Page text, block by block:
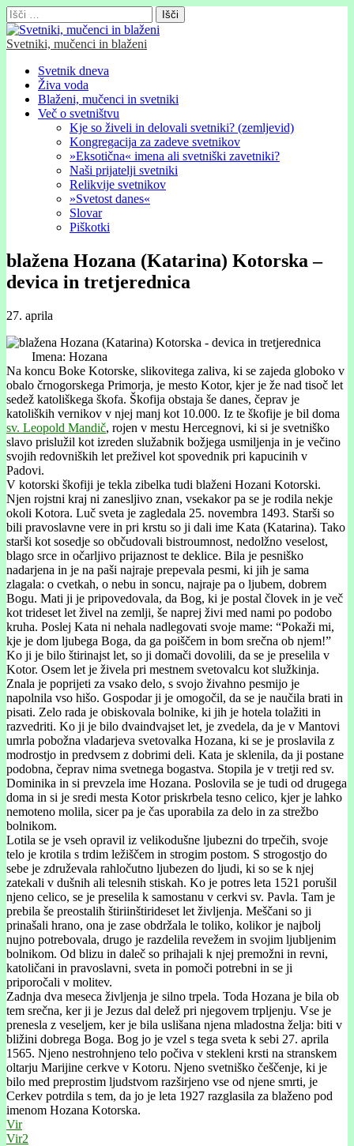
Išči:
Svetniki, mučenci in blaženi
Glavni
meni
Skip
content
Svetnik dneva
Živa voda
Blaženi, mučenci in svetniki
Več o svetništvu
Kje so živeli in delovali svetniki? (zemljevid)
Kongregacija za zadeve svetnikov
»Eksotična« imena ali svetniški zavetniki?
Naši prijatelji svetniki
Relikvije svetnikov
»Svetost danes«
Slovar
Piškotki
blažena Hozana (Katarina) Kotorska –
devica in tretjerednica
27. aprila
Imena: Hozana
Na koncu Boke Kotorske, slikovitega zaliva, ki se zajeda globoko v
obalo črnogorskega Primorja, je mesto Kotor, kjer je že nad tisoč let
sedež katoliškega škofa. Škofija obstaja še danes, čeprav je
katoliških vernikov v njej manj kot 10.000. Iz te škofije je bil doma
sv. Leopold Mandič, rojen v mestu Hercegnovi, ki si je svetniško
slavo prislužil kot izreden služabnik božjega usmiljenja in je večino
svojih redovniških let preživel kot spovednik pri kapucinih v
Padovi.
V kotorski škofiji je tekla zibelka tudi blaženi Hozani Kotorski.
Njen rojstni kraj ni zanesljivo znan, vsekakor pa se je rodila nekje
okoli Kotora. Luč sveta je zagledala 25. novembra 1493. Starši so
bili pravoslavne vere in pri krstu so ji dali ime Kata (Katarina). Tako
starši kot sosedje so občudovali bistroumnost, nedolžno veselost,
blago srce in očarljivo prijaznost te deklice. Bila je pesniško
nadarjena in je na paši najraje prepevala pesmi, ki jih je sama
zlagala: o cvetkah, o nebu in soncu, najraje pa o ljubem, dobrem
Bogu. Mati ji je pripovedovala, da Bog, ki je postal človek in je več
kot trideset let živel na zemlji, še naprej živi med nami po podobo
kruha. Poslej Kata ni nehala nadlegovati svoje mame: “Pokaži mi,
kje je dom ljubega Boga, da ga poiščem in bom srečna ob njem!”
Ko ji je bilo štirinajst let, so ji domači dovolili, da se je preselila v
Kotor. Osem let je živela pri mestnem svetovalcu kot služkinja.
Znala je poprijeti za vsako delo, s svojo živahno pesmijo je
napolnila vso hišo. Gospodar ji je omogočil, da se je naučila brati in
pisati. Zelo rada je obiskovala bolnike, ki jih je hotela tolažiti in
razvedriti. Ko ji je bilo dvaindvajset let, je zvedela, da je v Mantovi
umrla pobožna vladarjeva svetovalka Hozana, ki se je proslavila z
modrostjo in predvsem z dobrimi deli. Kata je sklenila, da ji postane
podobna, čeprav nima svetnega bogastva. Stopila je v tretji red sv.
Dominika in si prevzela ime Hozana. Poslovila se je tudi od drugega
doma in si je sredi mesta Kotor priskrbela tesno celico, kjer je lahko
nemoteno molila, sicer pa je čas uporabila za delo in za strežbo
bolnikom.
Lotila se je vseh opravil iz velikodušne ljubezni do trpečih, svoje
telo je krotila s trdim ležiščem in strogim postom. S strogostjo do
sebe je združevala rahločutno ljubezen do ljudi, ki so se k njej
zatekali v dušnih ali telesnih stiskah. Ko je potres leta 1521 porušil
njeno celico, se je preselila k samostanu v cerkvi sv. Pavla. Tam je
prebila še preostalih štiriinštirideset let življenja. Meščani so ji
prinašali hrano, ona je zase obdržala le toliko, kolikor je najbolj
nujno potrebovala, drugo je razdelila revežem in svojim ljubljenim
bolnikom. Od blizu in daleč so prihajali k njej premožni in revni,
katoličani in pravoslavni, sveta in pomoči potrebni in se ji
priporočali v molitev.
Zadnja dva meseca življenja je silno trpela. Toda Hozana je bila ob
tem srečna, ker ji je Jezus dal delež pri njegovem trpljenju. Vse je
prenesla z veseljem, ker je bila uslišana njena mladostna želja: biti v
bližini dobrega Boga. Bog jo je vzel s tega sveta k sebi 27. aprila
1565. Njeno nestrohnjeno telo počiva v stekleni krsti na stranskem
oltarju Marijine cerkve v Kotoru. Njeno svetniško češčenje, ki je
bilo med preprostim ljudstvom razširjeno vse od njene smrti, je
Cerkev potrdila s tem, da jo je leta 1927 razglasila za blaženo pod
imenom Hozana Kotorska.
Vir
Vir2